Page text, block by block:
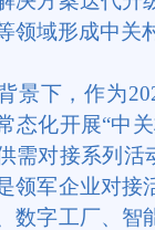
领域形成中关
景下，作为
态化开展“中
需对接系列活
领军企业对接
数字工厂、智